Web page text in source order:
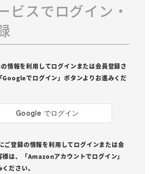
ビスでログイン・
情報を利用してログインまたは会員登録さ
Googleでログイン」ボタンよりお進みくだ
登録の情報を利用してログインまたは会
様は、「Amazonアカウントでログイン」
ださい。